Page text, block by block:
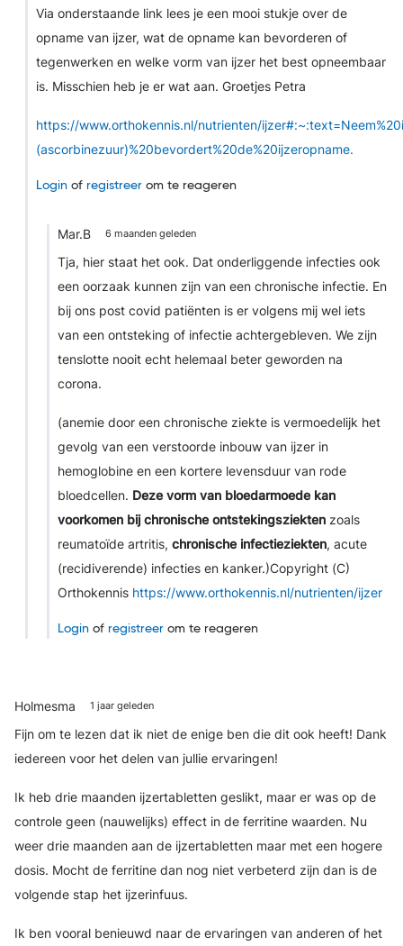
Via onderstaande link lees je een mooi stukje over de
opname van ijzer, wat de opname kan bevorderen of
tegenwerken en welke vorm van ijzer het best opneembaar
is. Misschien heb je er wat aan. Groetjes Petra
https://www.orthokennis.nl/nutrienten/
(ascorbinezuur)%20bevordert%20de%20ijzeropname.
Login of registreer om te reageren
Mar.B 6 maanden geleden
Tja, hier staat het ook. Dat onderliggende infecties ook
een oorzaak kunnen zijn van een chronische infectie. En
bij ons post covid patiënten is er volgens mij wel iets
van een ontsteking of infectie achtergebleven. We zijn
tenslotte nooit echt helemaal beter geworden na
corona.
(anemie door een chronische ziekte is vermoedelijk het
gevolg van een verstoorde inbouw van ijzer in
hemoglobine en een kortere levensduur van rode
bloedcellen. Deze vorm van bloedarmoede kan
voorkomen bij chronische ontstekingsziekten zoals
reumatoïde artritis, chronische infectieziekten, acute
(recidiverende) infecties en kanker.)Copyright (C)
Orthokennis https://www.orthokennis.nl/nutrienten/ijzer
Login of registreer om te reageren
Holmesma 1 jaar geleden
Fijn om te lezen dat ik niet de enige ben die dit ook heeft! Dank
iedereen voor het delen van jullie ervaringen!
Ik heb drie maanden ijzertabletten geslikt, maar er was op de
controle geen (nauwelijks) effect in de ferritine waarden. Nu
weer drie maanden aan de ijzertabletten maar met een hogere
dosis. Mocht de ferritine dan nog niet verbeterd zijn dan is de
volgende stap het ijzerinfuus.
Ik ben vooral benieuwd naar de ervaringen van anderen of het